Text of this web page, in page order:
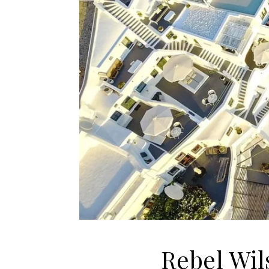
Rebel